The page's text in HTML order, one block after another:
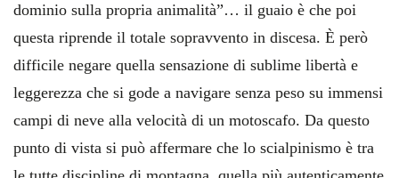
dominio sulla propria animalità”… il guaio è che poi
questa riprende il totale sopravvento in discesa. È però
difficile negare quella sensazione di sublime libertà e
leggerezza che si gode a navigare senza peso su immensi
campi di neve alla velocità di un motoscafo. Da questo
punto di vista si può affermare che lo scialpinismo è tra